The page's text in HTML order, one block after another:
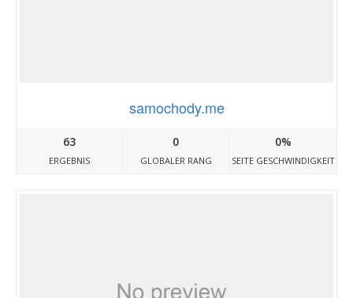
samochody.me
63
ERGEBNIS
0
GLOBALER RANG
0%
SEITE GESCHWINDIGKEIT